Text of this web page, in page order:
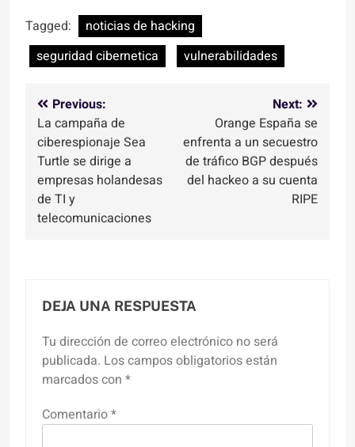
Tagged:
noticias de hacking
seguridad cibernetica
vulnerabilidades
Navegación
de
entradas
Previous:
La campaña de
ciberespionaje Sea
Turtle se dirige a
empresas holandesas
de TI y
telecomunicaciones
Next:
Orange España se
enfrenta a un secuestro
de tráfico BGP después
del hackeo a su cuenta
RIPE
DEJA UNA RESPUESTA
Tu dirección de correo electrónico no será
publicada. Los campos obligatorios están
marcados con *
Comentario*